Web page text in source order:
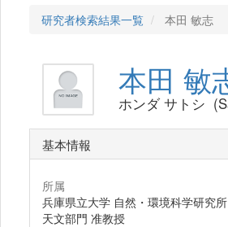
研究者検索結果一覧 本田 敏志
本田 敏
ホンダ サトシ
基本情報
所属
兵庫県立大学 自然・環境科学研究
天文部門 准教授